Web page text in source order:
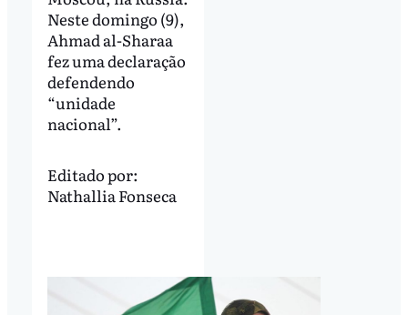
Neste domingo (9),
Ahmad al-Sharaa
fez uma declaração
defendendo
“unidade
nacional”.
Editado por:
Nathallia Fonseca